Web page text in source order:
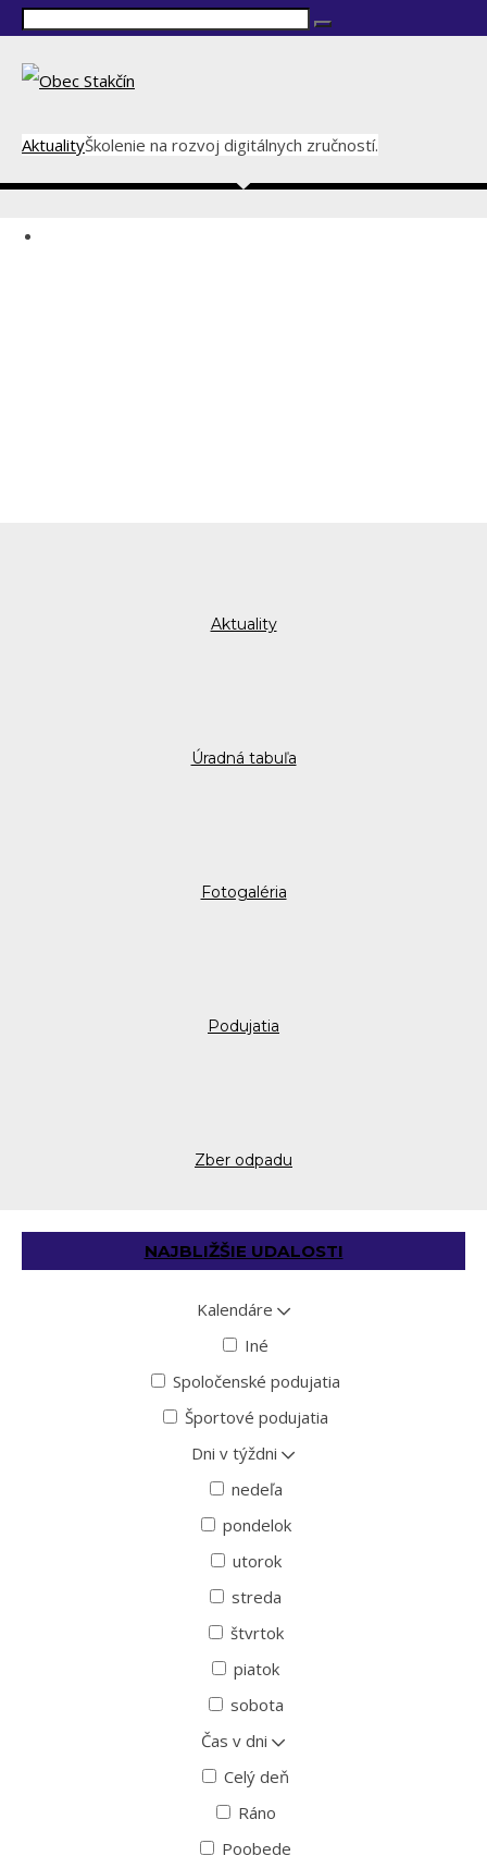
AktualityŠkolenie na rozvoj digitálnych zručností.
Aktuality
Úradná tabuľa
Fotogaléria
Podujatia
Zber odpadu
NAJBLIŽŠIE UDALOSTI
Kalendáre
Iné
Spoločenské podujatia
Športové podujatia
Dni v týždni
nedeľa
pondelok
utorok
streda
štvrtok
piatok
sobota
Čas v dni
Celý deň
Ráno
Poobede